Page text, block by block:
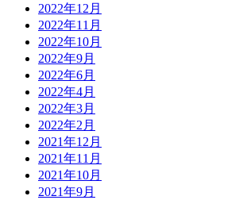
2022年12月
2022年11月
2022年10月
2022年9月
2022年6月
2022年4月
2022年3月
2022年2月
2021年12月
2021年11月
2021年10月
2021年9月